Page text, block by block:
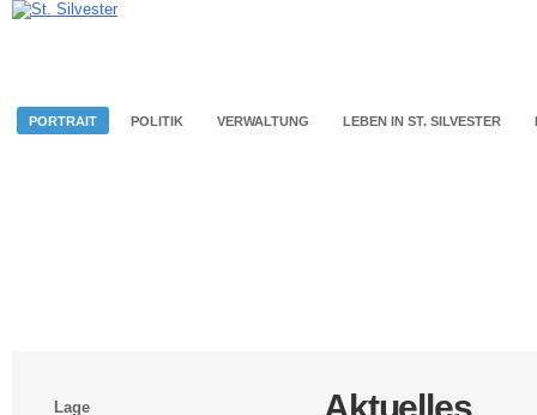
PORTRAIT POLITIK VERWALTUNG LEBEN IN ST. SILVESTER
Lage